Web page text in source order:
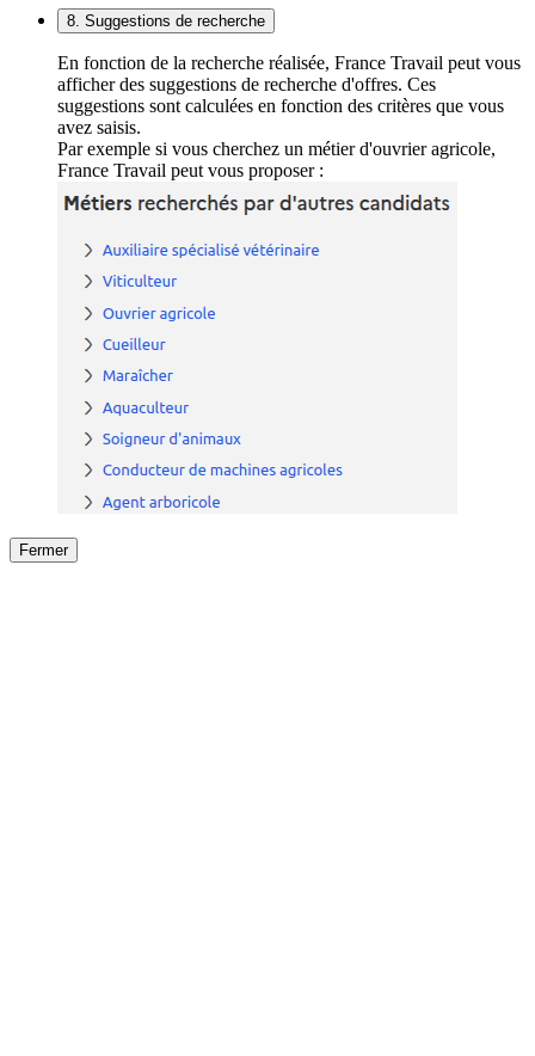
8. Suggestions de recherche
En fonction de la recherche réalisée, France Travail peut vous
afficher des suggestions de recherche d'offres. Ces
suggestions sont calculées en fonction des critères que vous
avez saisis.
Par exemple si vous cherchez un métier d'ouvrier agricole,
France Travail peut vous proposer :
Fermer